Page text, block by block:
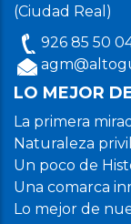
(Ciudad Real)
926 85 50
LO MEJOR
La primera
Naturaleza
Un poco de
Una comarca
Lo mejor de